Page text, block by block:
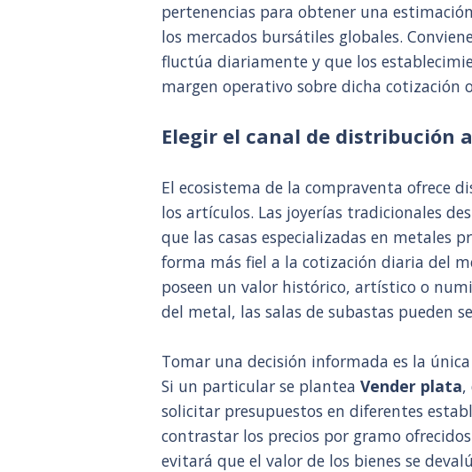
pertenencias para obtener una
los mercados bursátiles globales.
fluctúa diariamente y que los
margen operativo sobre dicha cotización
Elegir el canal de distribución
El ecosistema de la compraventa ofrece
los artículos. Las joyerías tradicionales
que las casas especializadas en metales
forma más fiel a la cotización diaria del
poseen un valor histórico, artístico o
del metal, las salas de subastas pueden
Tomar una decisión informada es la
Si un particular se plantea Vender plata,
solicitar presupuestos en diferentes
contrastar los precios por gramo
evitará que el valor de los bienes se